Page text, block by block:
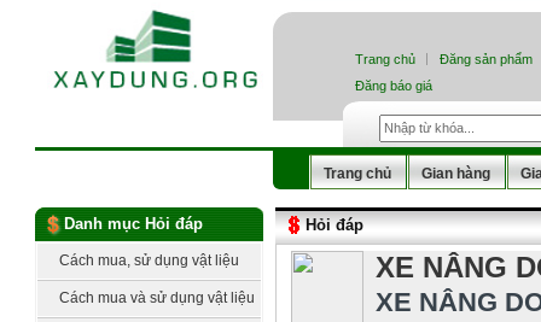
Trang chủ
Đăng sản phẩm
Đăng báo giá
Trang chủ Gian hàng
Danh mục Hỏi đáp
Cách mua, sử dụng vật liệu
xây thô
Cách mua và sử dụng vật liệu
Hỏi đáp
XE NÂNG
XE NÂNG